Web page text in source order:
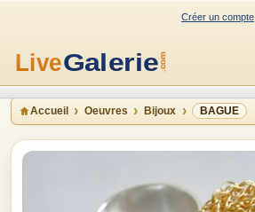
Créer un compte
Accueil Oeuvres Bijoux BAGUE